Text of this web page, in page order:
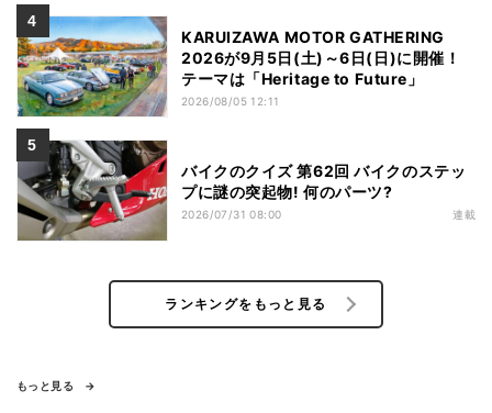
KARUIZAWA MOTOR GATHERING
2026が9月5日(土)～6日(日)に開催！
テーマは「Heritage to Future」
2026/08/05 12:11
バイクのクイズ 第62回 バイクのステッ
プに謎の突起物! 何のパーツ?
2026/07/31 08:00 連載
ランキングをもっと見る
もっと見る